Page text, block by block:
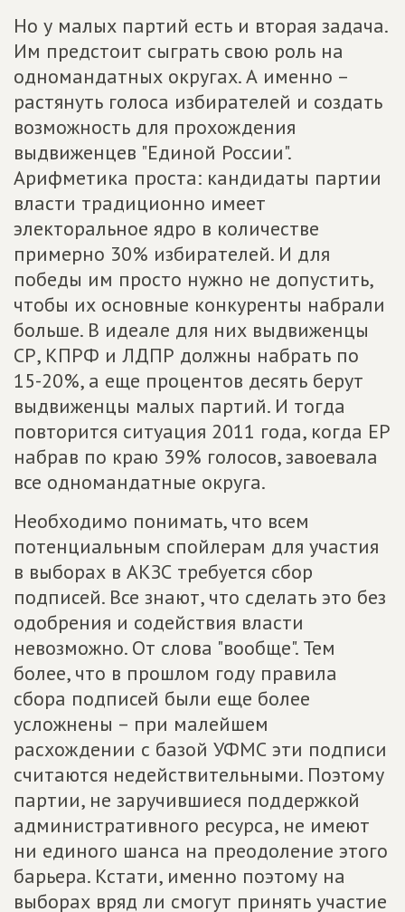
Но у малых партий есть и вторая задача.
Им предстоит сыграть свою роль на
одномандатных округах. А именно –
растянуть голоса избирателей и создать
возможность для прохождения
выдвиженцев "Единой России".
Арифметика проста: кандидаты партии
власти традиционно имеет
электоральное ядро в количестве
примерно 30% избирателей. И для
победы им просто нужно не допустить,
чтобы их основные конкуренты набрали
больше. В идеале для них выдвиженцы
СР, КПРФ и ЛДПР должны набрать по
15-20%, а еще процентов десять берут
выдвиженцы малых партий. И тогда
повторится ситуация 2011 года, когда ЕР
набрав по краю 39% голосов, завоевала
все одномандатные округа.
Необходимо понимать, что всем
потенциальным спойлерам для участия
в выборах в АКЗС требуется сбор
подписей. Все знают, что сделать это без
одобрения и содействия власти
невозможно. От слова "вообще". Тем
более, что в прошлом году правила
сбора подписей были еще более
усложнены – при малейшем
расхождении с базой УФМС эти подписи
считаются недействительными. Поэтому
партии, не заручившиеся поддержкой
административного ресурса, не имеют
ни единого шанса на преодоление этого
барьера. Кстати, именно поэтому на
выборах вряд ли смогут принять участие